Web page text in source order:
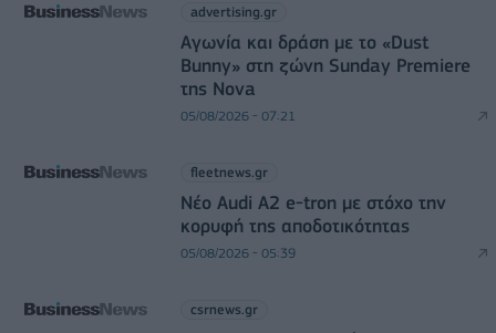
advertising.gr
Αγωνία και δράση με το «Dust
Bunny» στη ζώνη Sunday Premiere
της Nova
05/08/2026 - 07:21
fleetnews.gr
Νέο Audi A2 e-tron με στόχο την
κορυφή της αποδοτικότητας
05/08/2026 - 05:39
csrnews.gr